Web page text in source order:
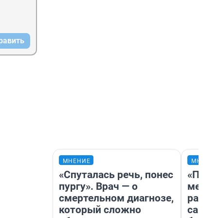
МНЕНИЕ
«Спуталась речь, понес
пургу». Врач — о
смертельном диагнозе,
который сложно